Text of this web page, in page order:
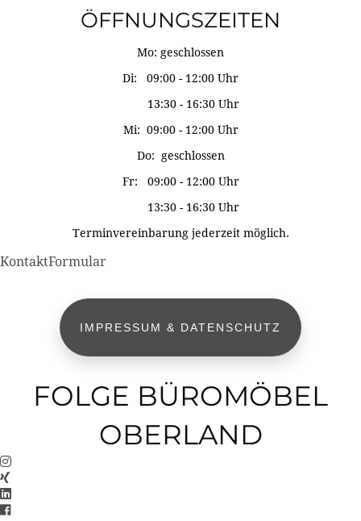
ÖFFNUNGSZEITEN
Mo: geschlossen
Di: 09:00 - 12:00 Uhr
13:30 - 16:30 Uhr
Mi: 09:00 - 12:00 Uhr
Do: geschlossen
Fr: 09:00 - 12:00 Uhr
13:30 - 16:30 Uhr
Terminvereinbarung jederzeit möglich.
KontaktFormular
IMPRESSUM & DATENSCHUTZ
FOLGE BÜROMÖBEL
OBERLAND